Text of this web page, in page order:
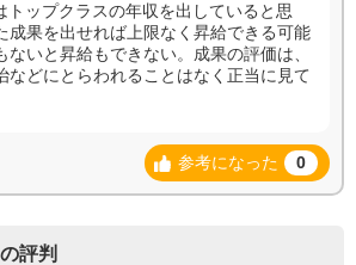
トップクラスの年収を出していると思
成果を出せれば上限なく昇給できる可能
ないと昇給もできない。成果の評価は、
などにとらわれることはなく正当に見て
参考になった 0
評判